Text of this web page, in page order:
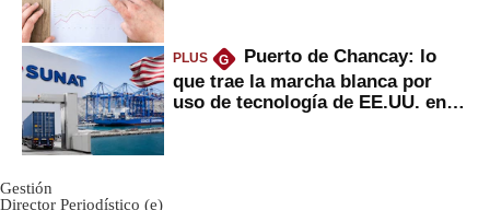
PLUS G
Puerto de Chancay: lo
que trae la marcha blanca por
uso de tecnología de EE.UU. en
Gestión
Director Periodístico (e)